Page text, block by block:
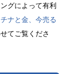
グによって有利
ナと金、今売る
てご覧くださ